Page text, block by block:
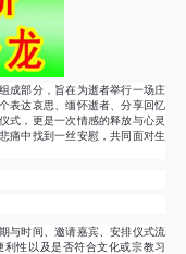
成部分，旨在为逝者举行一场庄
表达哀思、缅怀逝者、分享回忆
式，更是一次情感的释放与心灵
痛中找到一丝安慰，共同面对生
与时间、邀请嘉宾、安排仪式流
性以及是否符合文化或宗教习